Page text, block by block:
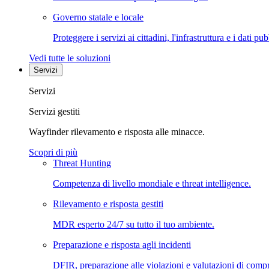
Governo statale e locale
Proteggere i servizi ai cittadini, l'infrastruttura e i dati
Vedi tutte le soluzioni
Servizi
Servizi
Servizi gestiti
Wayfinder rilevamento e risposta alle minacce.
Scopri di più
Threat Hunting
Competenza di livello mondiale e threat intelligence.
Rilevamento e risposta gestiti
MDR esperto 24/7 su tutto il tuo ambiente.
Preparazione e risposta agli incidenti
DFIR, preparazione alle violazioni e valutazioni di